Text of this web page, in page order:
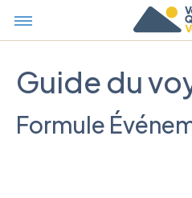
Guide du
Formule